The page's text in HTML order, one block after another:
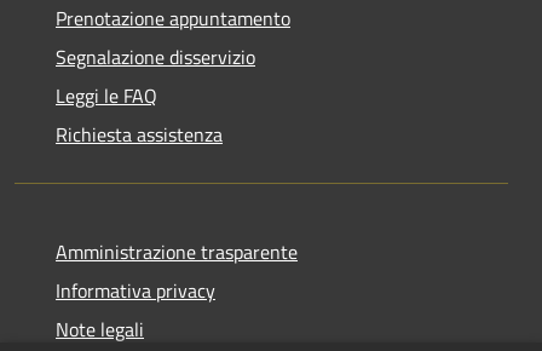
Prenotazione appuntamento
Segnalazione disservizio
Leggi le FAQ
Richiesta assistenza
Amministrazione trasparente
Informativa privacy
Note legali